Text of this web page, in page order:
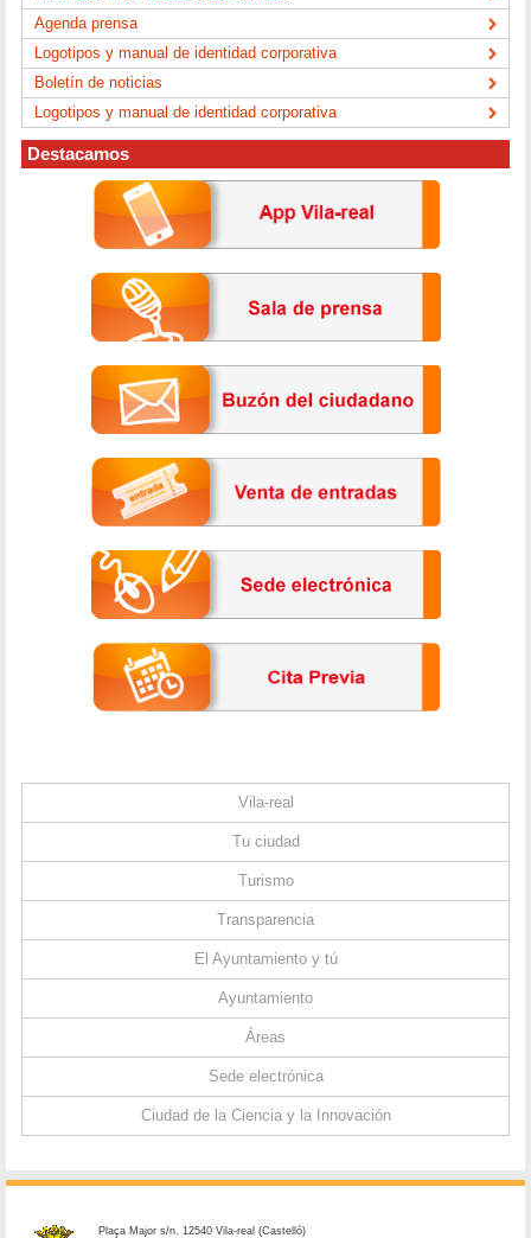
Agenda prensa
Logotipos y manual de identidad corporativa
Boletín de noticias
Logotipos y manual de identidad corporativa
Destacamos
Vila-real
Tu ciudad
Turismo
Transparencia
El Ayuntamiento y tú
Ayuntamiento
Áreas
Sede electrónica
Ciudad de la Ciencia y la Innovación
Plaça Major s/n. 12540 Vila-real (Castelló)